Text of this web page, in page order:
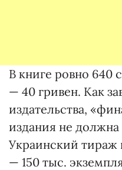
В книге ровно 640
— 40 гривен. Как
издательства,
издания не должна
Укра­инс­кий тираж
— 150 тыс.